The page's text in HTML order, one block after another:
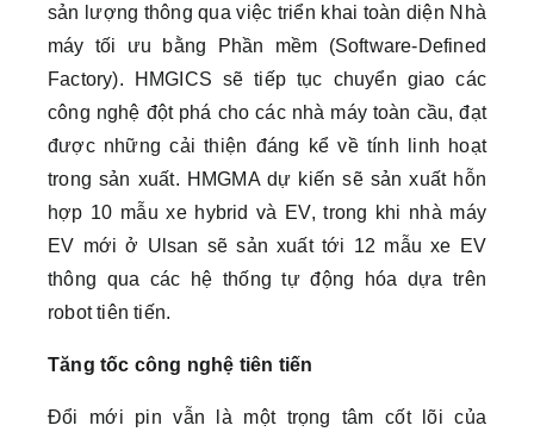
sản lượng thông qua việc triển khai toàn diện Nhà
máy tối ưu bằng Phần mềm (Software-Defined
Factory). HMGICS sẽ tiếp tục chuyển giao các
công nghệ đột phá cho các nhà máy toàn cầu, đạt
được những cải thiện đáng kể về tính linh hoạt
trong sản xuất. HMGMA dự kiến sẽ sản xuất hỗn
hợp 10 mẫu xe hybrid và EV, trong khi nhà máy
EV mới ở Ulsan sẽ sản xuất tới 12 mẫu xe EV
thông qua các hệ thống tự động hóa dựa trên
robot tiên tiến.
Tăng tốc công nghệ tiên tiến
Đổi mới pin vẫn là một trọng tâm cốt lõi của